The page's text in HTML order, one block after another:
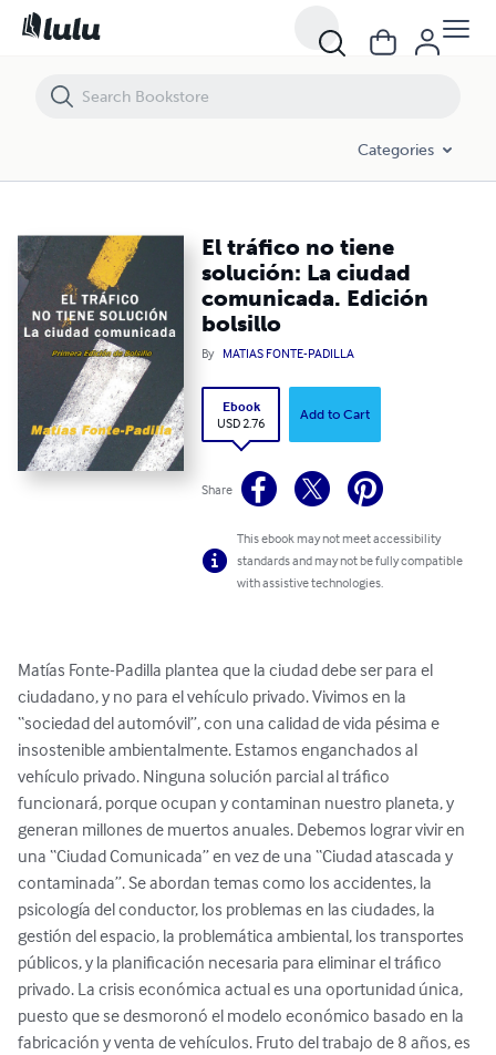
Categories
El tráfico no tiene
solución: La ciudad
comunicada. Edición
bolsillo
By MATIAS FONTE-PADILLA
Ebook
USD 2.76
Add to Cart
Share
This ebook may not meet accessibility
standards and may not be fully compatible
with assistive technologies.
Matías Fonte-Padilla plantea que la ciudad debe ser para el
ciudadano, y no para el vehículo privado. Vivimos en la
“sociedad del automóvil”, con una calidad de vida pésima e
insostenible ambientalmente. Estamos enganchados al
vehículo privado. Ninguna solución parcial al tráfico
funcionará, porque ocupan y contaminan nuestro planeta, y
generan millones de muertos anuales. Debemos lograr vivir en
una “Ciudad Comunicada” en vez de una “Ciudad atascada y
contaminada”. Se abordan temas como los accidentes, la
psicología del conductor, los problemas en las ciudades, la
gestión del espacio, la problemática ambiental, los transportes
públicos, y la planificación necesaria para eliminar el tráfico
privado. La crisis económica actual es una oportunidad única,
puesto que se desmoronó el modelo económico basado en la
fabricación y venta de vehículos. Fruto del trabajo de 8 años, es
El tráfico no tiene solución: La ciudad comunicada. Edición bolsillo